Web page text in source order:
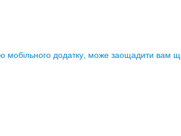
мобільного додатку, може заощадити вам